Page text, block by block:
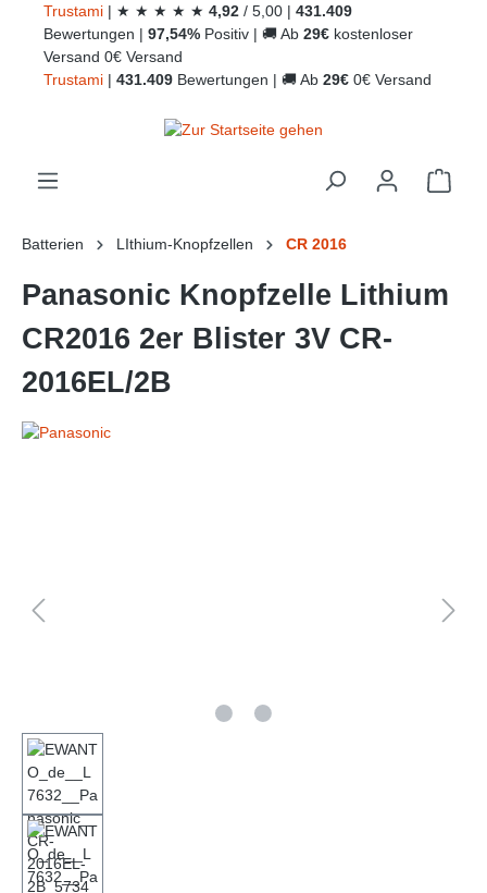
Trustami | ★ ★ ★ ★ ★ 4,92 / 5,00 | 431.409
Bewertungen | 97,54% Positiv | 🚚 Ab 29€ kostenloser
Versand 0€ Versand
Trustami | 431.409 Bewertungen | 🚚 Ab 29€ 0€ Versand
Batterien LIthium-Knopfzellen CR 2016
Panasonic Knopfzelle Lithium
CR2016 2er Blister 3V CR-
2016EL/2B